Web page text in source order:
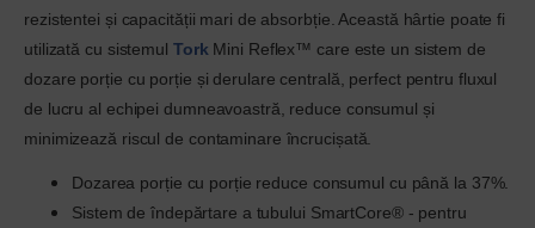
rezistentei și capacității mari de absorbție. Această hârtie poate fi
utilizată cu sistemul Tork Mini Reflex™ care este un sistem de
dozare porție cu porție și derulare centrală, perfect pentru fluxul
de lucru al echipei dumneavoastră, reduce consumul și
minimizează riscul de contaminare încrucișată.
Dozarea porție cu porție reduce consumul cu până la 37%.
Sistem de îndepărtare a tubului SmartCore® - pentru